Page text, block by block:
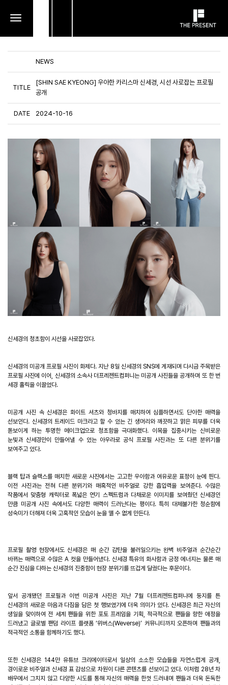
toggle
NEWS
TITLE
[SHIN SAE KYEONG] 우아한 카리스마 신세경, 시선 사로잡는 프로필
공개
DATE 2024-10-16
신세경의 청초함이 시선을 사로잡았다.
신세경의 미공개 프로필 사진이 화제다.지난8일 신세경의 SNS에 게재되며 다시금 주목받은
프로필 사진에 이어
신세경의 소속사 더프레젠트컴퍼니는 미공개 사진들을 공개하며 또 한 번
세경 홀릭을 이끌었다.
미공개 사진 속 신세경은 화이트 셔츠와 청바지를 매치하여 심플하면서도 단아한 매력을
선보인다. 신세경의 트레이드 마크라고 할 수 있는 긴 생머리와 깨끗하고 맑은 피부를 더욱
돋보이게 하는 투명한 메이크업으로 청초함을 극대화했다. 이목을 집중시키는 신비로운
눈빛과 신세경만이 만들어낼 수 있는 아우라로 공식 프로필 사진과는 또 다른 분위기를
보여주고 있다.
블랙 탑과 슬랙스를 매치한 새로운 사진에서는 고고한 우아함과 여유로운 표정이 눈에 띈다.
이전 사진과는 전혀 다른 분위기와 매혹적인 비주얼로 강한 흡입력을 보여준다. 수많은
작품에서 맞춤형 캐릭터로 폭넓은 연기 스펙트럼과 다채로운 이미지를 보여줬던 신세경인
만큼 미공개 사진 속에서도 다양한 매력이 드러난다는 평이다. 특히 대체불가한 청순함에
성숙미가 더해져 더욱 고혹적인 모습이 눈을 뗄 수 없게 만든다.
프로필 촬영 현장에서도 신세경은 매 순간 감탄을 불러일으키는 완벽 비주얼과 순간순간
바뀌는 매력으로 수많은A 컷을 만들어냈다. 신세경 특유의 화사함과 긍정 에너지는 물론 매
순간 진심을 다하는 신세경의 진중함이 현장 분위기를 뜨겁게 달궜다는 후문이다.
앞서 공개됐던 프로필과 이번 미공개 사진은 지난7월 더프레젠트컴퍼니에 둥지를 튼
신세경의 새로운 마음과 다짐을 담은 첫 행보였기에 더욱 의미가 있다. 신세경은 최근 자신의
생일을 맞이하여 전 세계 팬들을 위한 포토 프레임을 기획
적극적으로 팬들을 향한 애정을
드러냈고 글로벌 팬덤 라이프 플랫폼‘위버스(Weverse)’ 커뮤니티까지 오픈하며 팬들과의
적극적인 소통을 함께하기도 했다.
또한 신세경은 144만 유튜브 크리에이터로서 일상의 소소한 모습들을 자연스럽게 공개
경이로운 비주얼과 신세경 표 감성으로 차원이 다른 콘텐츠를 선보이고 있다. 이처럼 28년 차
배우에서 그치지 않고 다양한 시도를 통해 자신의 매력을 한껏 드러내며 팬들과 더욱 돈독한